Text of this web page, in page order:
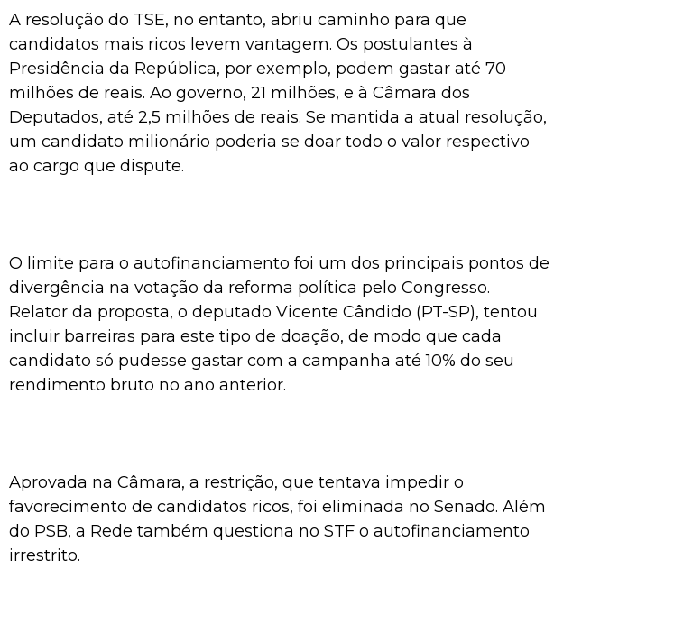
A resolução do TSE, no entanto, abriu caminho para que
candidatos mais ricos levem vantagem. Os postulantes à
Presidência da República, por exemplo, podem gastar até 70
milhões de reais. Ao governo, 21 milhões, e à Câmara dos
Deputados, até 2,5 milhões de reais. Se mantida a atual resolução,
um candidato milionário poderia se doar todo o valor respectivo
ao cargo que dispute.
O limite para o autofinanciamento foi um dos principais pontos de
divergência na votação da reforma política pelo Congresso.
Relator da proposta, o deputado Vicente Cândido (PT-SP), tentou
incluir barreiras para este tipo de doação, de modo que cada
candidato só pudesse gastar com a campanha até 10% do seu
rendimento bruto no ano anterior.
Aprovada na Câmara, a restrição, que tentava impedir o
favorecimento de candidatos ricos, foi eliminada no Senado. Além
do PSB, a Rede também questiona no STF o autofinanciamento
irrestrito.